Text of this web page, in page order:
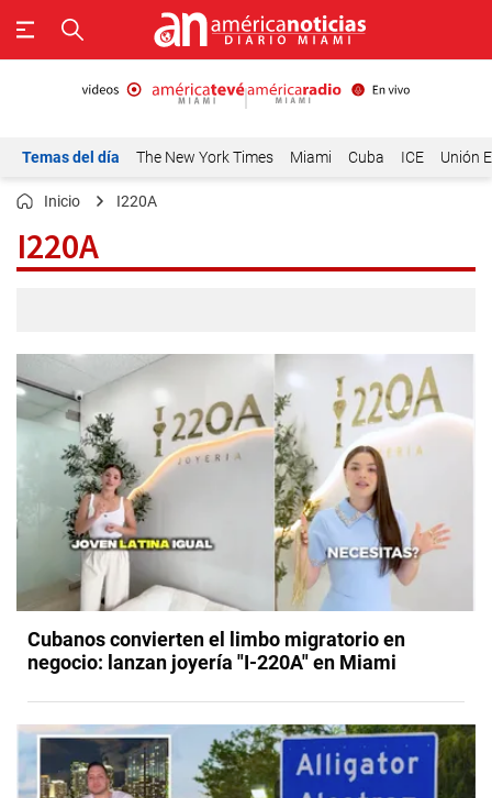
Temas del día The New York Times Miami Cuba ICE Unión
Inicio I220A
I220A
Cubanos convierten el limbo migratorio en
negocio: lanzan joyería "I-220A" en Miami